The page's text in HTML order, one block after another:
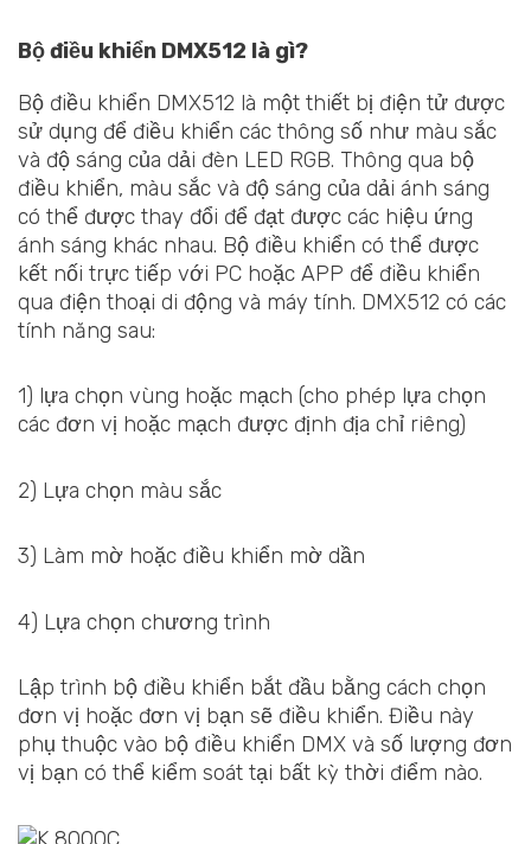
Bộ điều khiển DMX512 là gì?
Bộ điều khiển DMX512 là một thiết bị điện tử được
sử dụng để điều khiển các thông số như màu sắc
và độ sáng của dải đèn LED RGB. Thông qua bộ
điều khiển, màu sắc và độ sáng của dải ánh sáng
có thể được thay đổi để đạt được các hiệu ứng
ánh sáng khác nhau. Bộ điều khiển có thể được
kết nối trực tiếp với PC hoặc APP để điều khiển
qua điện thoại di động và máy tính. DMX512 có các
tính năng sau:
1) lựa chọn vùng hoặc mạch (cho phép lựa chọn
các đơn vị hoặc mạch được định địa chỉ riêng)
2) Lựa chọn màu sắc
3) Làm mờ hoặc điều khiển mờ dần
4) Lựa chọn chương trình
Lập trình bộ điều khiển bắt đầu bằng cách chọn
đơn vị hoặc đơn vị bạn sẽ điều khiển. Điều này
phụ thuộc vào bộ điều khiển DMX và số lượng đơn
vị bạn có thể kiểm soát tại bất kỳ thời điểm nào.